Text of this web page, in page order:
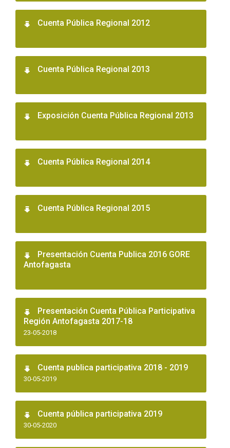
Cuenta Pública Regional 2012
Cuenta Pública Regional 2013
Exposición Cuenta Pública Regional 2013
Cuenta Pública Regional 2014
Cuenta Pública Regional 2015
Presentación Cuenta Publica 2016 GORE
Antofagasta
Presentación Cuenta Pública Participativa
Región Antofagasta 2017-18
23-05-2018
Cuenta publica participativa 2018 - 2019
30-05-2019
Cuenta pública participativa 2019
30-05-2020